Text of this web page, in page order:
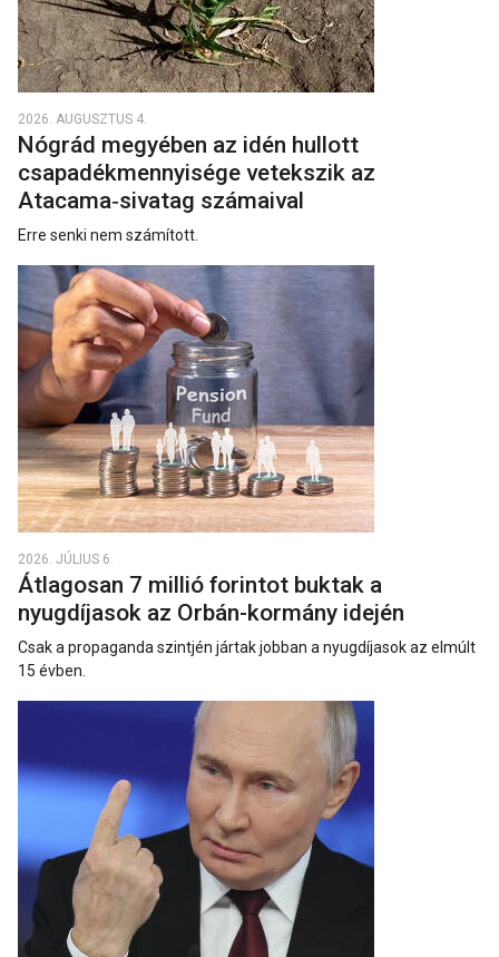
2026. AUGUSZTUS 4.
Nógrád megyében az idén hullott
csapadékmennyisége vetekszik az
Atacama‑sivatag számaival
Erre senki nem számított.
2026. JÚLIUS 6.
Átlagosan 7 millió forintot buktak a
nyugdíjasok az Orbán-kormány idején
Csak a propaganda szintjén jártak jobban a nyugdíjasok az elmúlt
15 évben.